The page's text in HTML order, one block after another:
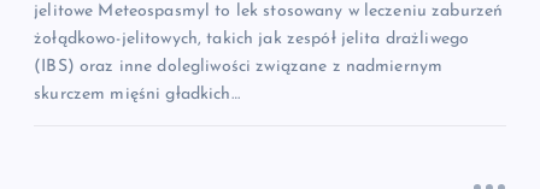
jelitowe Meteospasmyl to lek stosowany w leczeniu zaburzeń
żołądkowo-jelitowych, takich jak zespół jelita drażliwego
(IBS) oraz inne dolegliwości związane z nadmiernym
skurczem mięśni gładkich…